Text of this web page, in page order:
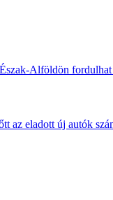
Alföldön
az eladott új autók